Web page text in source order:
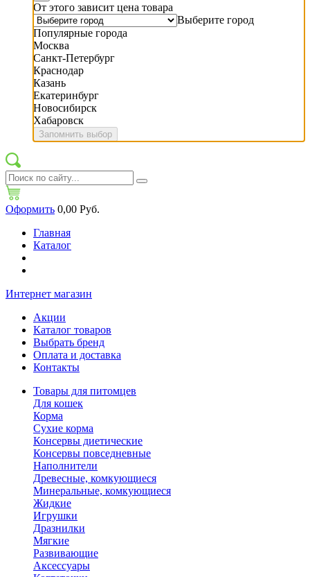
От этого зависит цена товара
Выберите город
Популярные города
Москва
Санкт-Петербург
Краснодар
Казань
Екатеринбург
Новосибирск
Хабаровск
Запомнить выбор
Оформить 0,00 Руб.
Главная
Каталог
Интернет магазин
Акции
Каталог товаров
Выбрать бренд
Оплата и доставка
Контакты
Товары для питомцев
Для кошек
Корма
Сухие корма
Консервы диетические
Консервы повседневные
Наполнители
Древесные, комкующиеся
Минеральные, комкующиеся
Жидкие
Игрушки
Дразнилки
Мягкие
Развивающие
Аксессуары